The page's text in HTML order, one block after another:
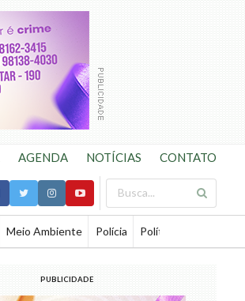
AGENDA NOTÍCIAS CONTATO
Meio Ambiente Polícia Política
PUBLICIDADE